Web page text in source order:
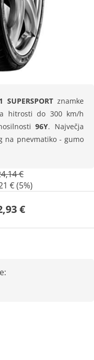
SUPERSPORT znamke
hitrosti do 300 km/h
96Y. Največja
na pnevmatiko - gumo
€
€ (5%)
€